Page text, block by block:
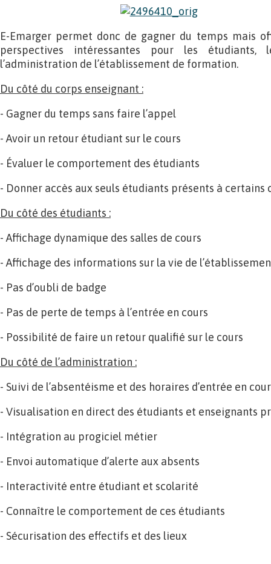
E-Emarger permet donc de gagner du temps mais
perspectives intéressantes pour les étudiants,
l’administration de l’établissement de formation.
Du côté du corps enseignant :
- Gagner du temps sans faire l’appel
- Avoir un retour étudiant sur le cours
- Évaluer le comportement des étudiants
- Donner accès aux seuls étudiants présents à certains
Du côté des étudiants :
- Affichage dynamique des salles de cours
- Affichage des informations sur la vie de
- Pas d’oubli de badge
- Pas de perte de temps à l’entrée en cours
- Possibilité de faire un retour qualifié sur le cours
Du côté de l’administration :
- Suivi de l’absentéisme et des horaires d’entrée en
- Visualisation en direct des étudiants et enseignants
- Intégration au progiciel métier
- Envoi automatique d’alerte aux absents
- Interactivité entre étudiant et scolarité
- Connaître le comportement de ces étudiants
- Sécurisation des effectifs et des lieux